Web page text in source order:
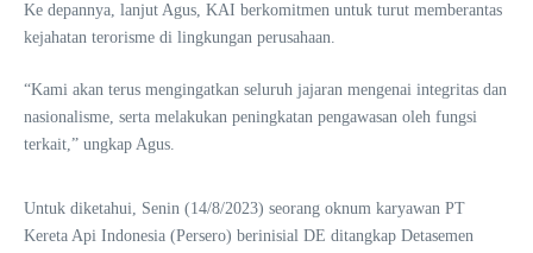
Ke depannya, lanjut Agus, KAI berkomitmen untuk turut memberantas
kejahatan terorisme di lingkungan perusahaan.
“Kami akan terus mengingatkan seluruh jajaran mengenai integritas dan
nasionalisme, serta melakukan peningkatan pengawasan oleh fungsi
terkait,” ungkap Agus.
Untuk diketahui, Senin (14/8/2023) seorang oknum karyawan PT
Kereta Api Indonesia (Persero) berinisial DE ditangkap Detasemen